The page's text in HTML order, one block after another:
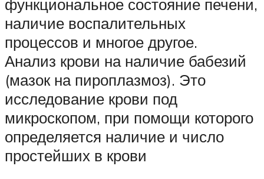
функциональное состояние печени,
наличие воспалительных
процессов и многое другое.
Анализ крови на наличие бабезий
(мазок на пироплазмоз). Это
исследование крови под
микроскопом, при помощи которого
определяется наличие и число
простейших в крови